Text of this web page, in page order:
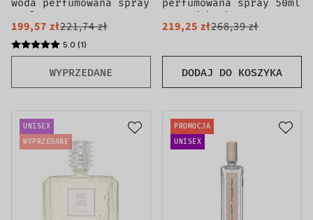
WYPRZEDANE
woda perfumowana spray
50ml
199,57 zł221,74 zł
5.0 (1)
DODAJ DO KOSZYKA
perfumowana spray 50ml
- produkt bez
opakowania
219,25 zł268,39 zł
UNISEX
WYPRZEDANE
PROMOCJA
UNISEX